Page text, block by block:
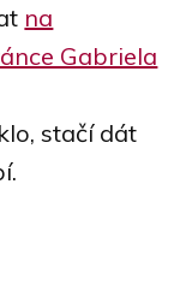
na
Gabriela
stačí dát